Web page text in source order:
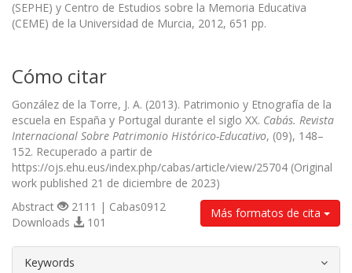
(SEPHE) y Centro de Estudios sobre la Memoria Educativa
(CEME) de la Universidad de Murcia, 2012, 651 pp.
Cómo citar
González de la Torre, J. A. (2013). Patrimonio y Etnografía de la
escuela en España y Portugal durante el siglo XX. Cabás. Revista
Internacional Sobre Patrimonio Histórico-Educativo, (09), 148–
152. Recuperado a partir de
https://ojs.ehu.eus/index.php/cabas/article/view/25704 (Original
work published 21 de diciembre de 2023)
Más formatos de cita
Abstract
2111 | Cabas0912
Downloads
101
Keywords